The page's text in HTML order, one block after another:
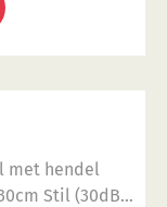
met hendel
Stil (30dB)